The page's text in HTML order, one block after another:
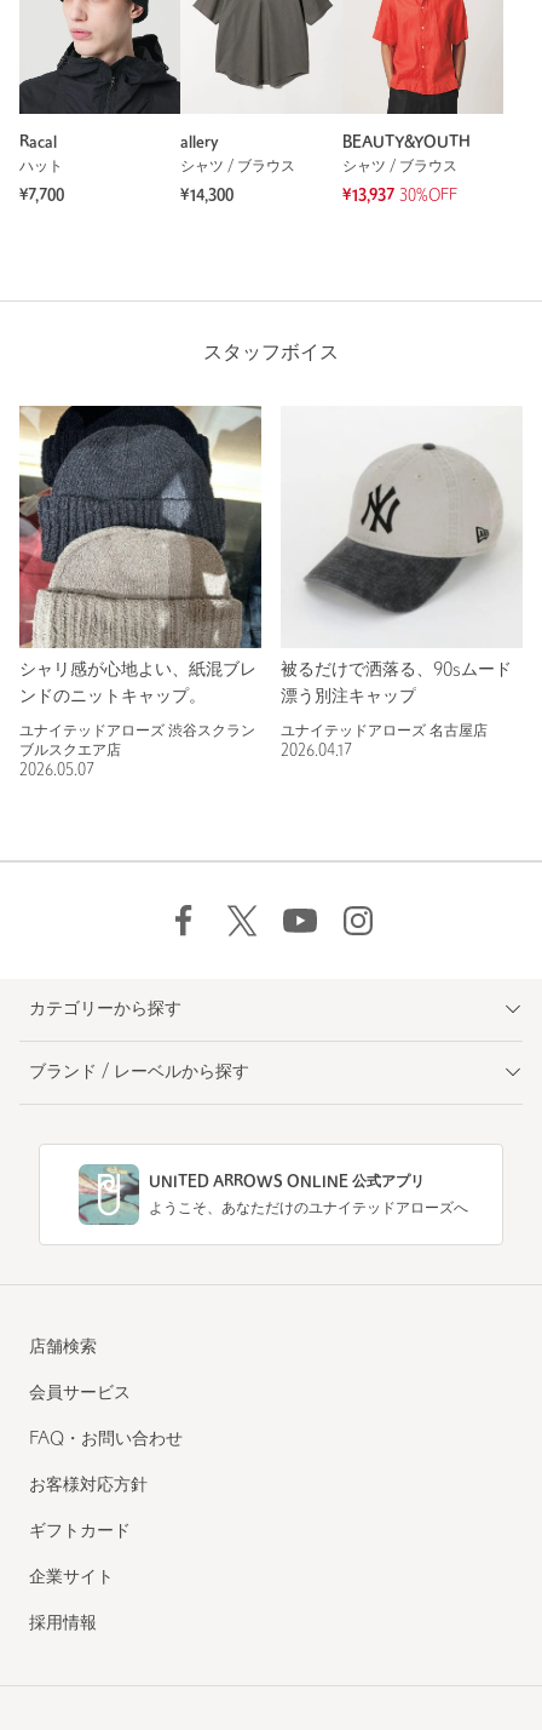
Racal
ハット
¥7,700
allery
シャツ / ブラウス
¥14,300
BEAUTY&YOUTH
シャツ / ブラウス
¥13,937 30%OFF
スタッフボイス
シャリ感が心地よい、紙混ブレ
ンドのニットキャップ。
ユナイテッドアローズ 渋谷スクラン
ブルスクエア店
2026.05.07
被るだけで洒落る、90sムード
漂う別注キャップ
ユナイテッドアローズ 名古屋店
2026.04.17
カテゴリーから探す
ブランド / レーベルから探す
UNITED ARROWS ONLINE 公式アプリ
ようこそ、あなただけのユナイテッドアローズへ
店舗検索
会員サービス
FAQ・お問い合わせ
お客様対応方針
ギフトカード
企業サイト
採用情報